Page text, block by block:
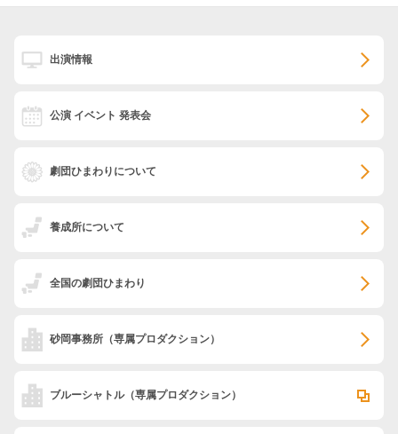
出演情報
公演 イベント 発表会
劇団ひまわりについて
養成所について
全国の劇団ひまわり
砂岡事務所 （専属プロダクション）
ブルーシャトル（専属プロダクション）